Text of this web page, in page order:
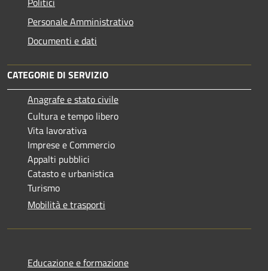
Personale Amministrativo
Documenti e dati
CATEGORIE DI SERVIZIO
Anagrafe e stato civile
Cultura e tempo libero
Vita lavorativa
Imprese e Commercio
Appalti pubblici
Catasto e urbanistica
Turismo
Mobilità e trasporti
Educazione e formazione